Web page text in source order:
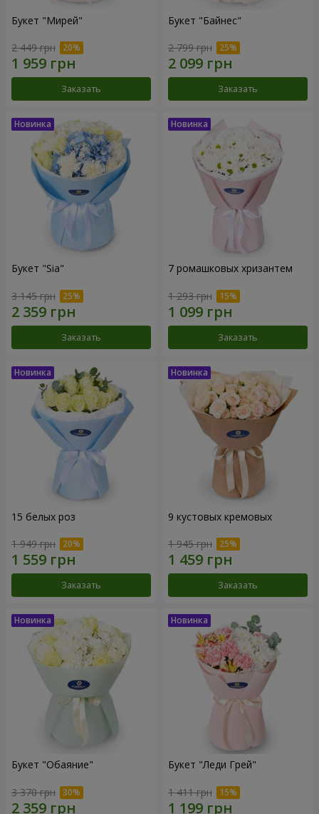
Букет "Мирей"
2 449 грн
Заказать
Букет "Байнес"
2 799 грн
Заказать
Букет "Sia"
3 145 грн
Заказать
7 ромашковых хризантем
1 293 грн
Заказать
15 белых роз
1 949 грн
Заказать
9 кустовых кремовых
1 945 грн
Заказать
Букет "Обаяние"
3 370 грн
Букет "Леди Грей"
1 411 грн